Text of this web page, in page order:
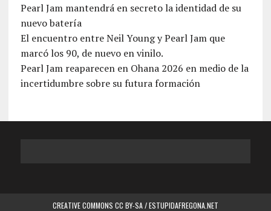
Pearl Jam mantendrá en secreto la identidad de su
nuevo batería
El encuentro entre Neil Young y Pearl Jam que
marcó los 90, de nuevo en vinilo.
Pearl Jam reaparecen en Ohana 2026 en medio de la
incertidumbre sobre su futura formación
CREATIVE COMMONS CC BY-SA / ESTUPIDAFREGONA.NET